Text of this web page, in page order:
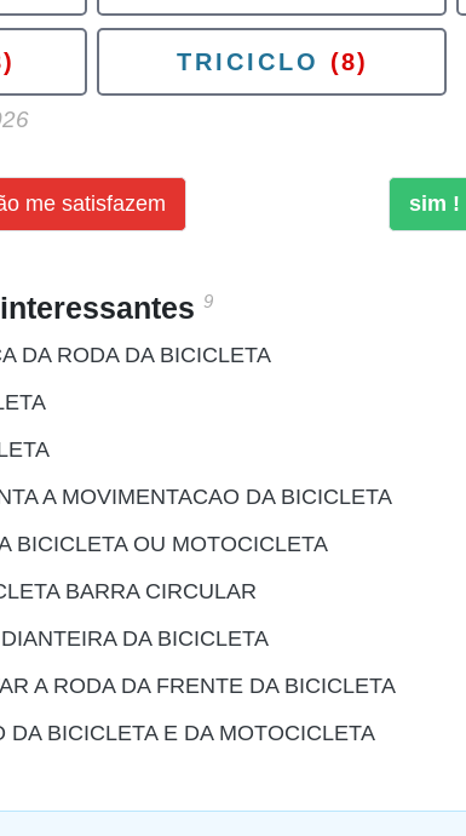
TRICICLO (8)
me satisfazem sim !
9
DA RODA DA BICICLETA
A MOVIMENTACAO DA BICICLETA
BICICLETA OU MOTOCICLETA
BARRA CIRCULAR
DA BICICLETA
A RODA DA FRENTE DA BICICLETA
DA BICICLETA E DA MOTOCICLETA